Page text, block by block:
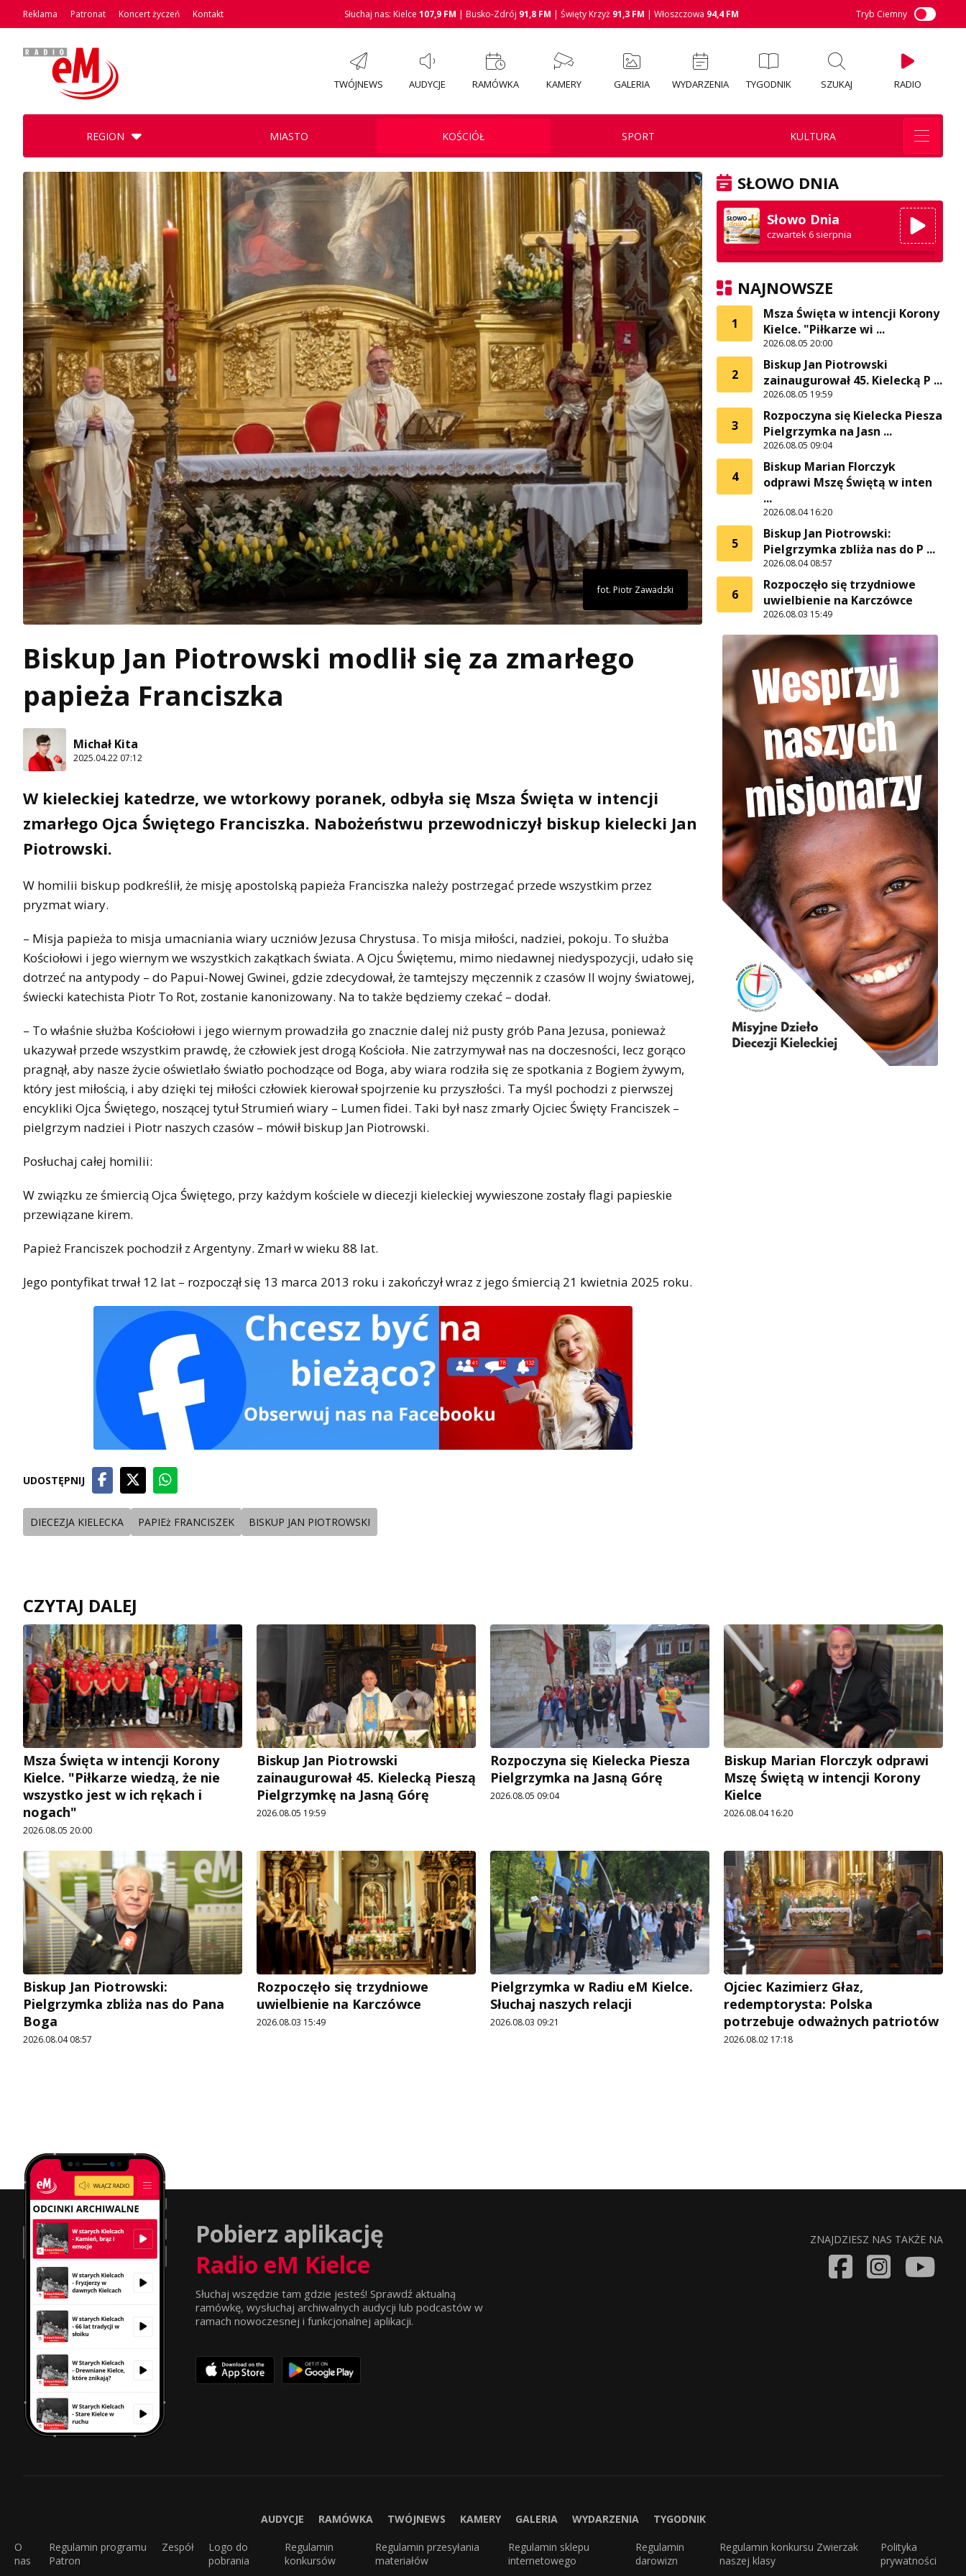
Reklama Patronat Koncert życzeń Kontakt Słuchaj nas: Kielce 107,9 FM | Busko-Zdrój 91,8 FM | Święty Krzyż 91,3 FM | Włoszczowa 94,4 FM Tryb Ciemny
TWÓJNEWS AUDYCJE RAMÓWKA KAMERY GALERIA WYDARZENIA TYGODNIK SZUKAJ RADIO
REGION MIASTO KOŚCIÓŁ SPORT KULTURA
fot. Piotr Zawadzki
Biskup Jan Piotrowski modlił się za zmarłego
papieża Franciszka
Michał Kita
2025.04.22 07:12
W kieleckiej katedrze, we wtorkowy poranek, odbyła się Msza Święta w intencji
zmarłego Ojca Świętego Franciszka. Nabożeństwu przewodniczył biskup kielecki Jan
Piotrowski.
W homilii biskup podkreślił, że misję apostolską papieża Franciszka należy postrzegać przede wszystkim przez
pryzmat wiary.
– Misja papieża to misja umacniania wiary uczniów Jezusa Chrystusa. To misja miłości, nadziei, pokoju. To służba
Kościołowi i jego wiernym we wszystkich zakątkach świata. A Ojcu Świętemu, mimo niedawnej niedyspozycji, udało się
dotrzeć na antypody – do Papui-Nowej Gwinei, gdzie zdecydował, że tamtejszy męczennik z czasów II wojny światowej,
świecki katechista Piotr To Rot, zostanie kanonizowany. Na to także będziemy czekać – dodał.
– To właśnie służba Kościołowi i jego wiernym prowadziła go znacznie dalej niż pusty grób Pana Jezusa, ponieważ
ukazywał przede wszystkim prawdę, że człowiek jest drogą Kościoła. Nie zatrzymywał nas na doczesności, lecz gorąco
pragnął, aby nasze życie oświetlało światło pochodzące od Boga, aby wiara rodziła się ze spotkania z Bogiem żywym,
który jest miłością, i aby dzięki tej miłości człowiek kierował spojrzenie ku przyszłości. Ta myśl pochodzi z pierwszej
encykliki Ojca Świętego, noszącej tytuł Strumień wiary – Lumen fidei. Taki był nasz zmarły Ojciec Święty Franciszek –
pielgrzym nadziei i Piotr naszych czasów – mówił biskup Jan Piotrowski.
Posłuchaj całej homilii:
W związku ze śmiercią Ojca Świętego, przy każdym kościele w diecezji kieleckiej wywieszone zostały flagi papieskie
przewiązane kirem.
Papież Franciszek pochodził z Argentyny. Zmarł w wieku 88 lat.
Jego pontyfikat trwał 12 lat – rozpoczął się 13 marca 2013 roku i zakończył wraz z jego śmiercią 21 kwietnia 2025 roku.
UDOSTĘPNIJ
DIECEZJA KIELECKA PAPIEż FRANCISZEK BISKUP JAN PIOTROWSKI
SŁOWO DNIA
Słowo Dnia
czwartek 6 sierpnia
NAJNOWSZE
1
Msza Święta w intencji Korony
Kielce. "Piłkarze wi ...
2026.08.05 20:00
2
Biskup Jan Piotrowski
zainaugurował 45. Kielecką P ...
2026.08.05 19:59
3
Rozpoczyna się Kielecka Piesza
Pielgrzymka na Jasn ...
2026.08.05 09:04
4
Biskup Marian Florczyk
odprawi Mszę Świętą w inten
...
2026.08.04 16:20
5
Biskup Jan Piotrowski:
Pielgrzymka zbliża nas do P ...
2026.08.04 08:57
6
Rozpoczęło się trzydniowe
uwielbienie na Karczówce
2026.08.03 15:49
CZYTAJ DALEJ
Msza Święta w intencji Korony
Kielce. "Piłkarze wiedzą, że nie
wszystko jest w ich rękach i
nogach"
2026.08.05 20:00
Biskup Jan Piotrowski
zainaugurował 45. Kielecką Pieszą
Pielgrzymkę na Jasną Górę
2026.08.05 19:59
Rozpoczyna się Kielecka Piesza
Pielgrzymka na Jasną Górę
2026.08.05 09:04
Biskup Marian Florczyk odprawi
Mszę Świętą w intencji Korony
Kielce
2026.08.04 16:20
Biskup Jan Piotrowski:
Pielgrzymka zbliża nas do Pana
Boga
2026.08.04 08:57
Rozpoczęło się trzydniowe
uwielbienie na Karczówce
2026.08.03 15:49
Pielgrzymka w Radiu eM Kielce.
Słuchaj naszych relacji
2026.08.03 09:21
Ojciec Kazimierz Głaz,
redemptorysta: Polska
potrzebuje odważnych patriotów
2026.08.02 17:18
Pobierz aplikację
Radio eM Kielce
Słuchaj wszędzie tam gdzie jesteś! Sprawdź aktualną
ramówkę, wysłuchaj archiwalnych audycji lub podcastów w
ramach nowoczesnej i funkcjonalnej aplikacji.
ZNAJDZIESZ NAS TAKŻE NA
AUDYCJE RAMÓWKA TWÓJNEWS KAMERY GALERIA WYDARZENIA TYGODNIK
O
nas
Regulamin programu
Patron
Zespół
Logo do
pobrania
Regulamin
konkursów
Regulamin przesyłania
materiałów
Regulamin sklepu
internetowego
Regulamin
darowizn
Regulamin konkursu Zwierzak
naszej klasy
Polityka
prywatności